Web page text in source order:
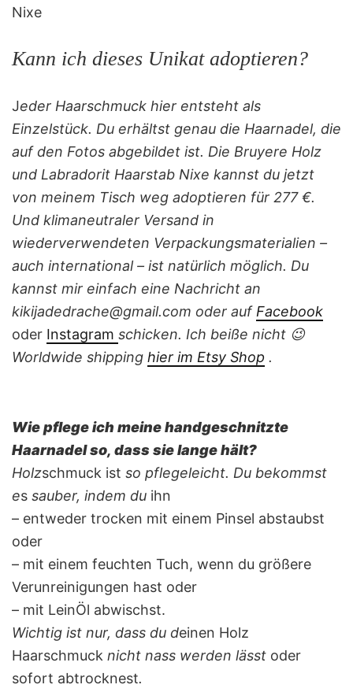
Kann ich dieses Unikat adoptieren?
Jeder Haarschmuck hier entsteht als
Einzelstück. Du erhältst genau die Haarnadel, die
auf den Fotos abgebildet ist. Die Bruyere Holz
und Labradorit Haarstab Nixe kannst du jetzt
von meinem Tisch weg adoptieren für 277 €.
Und klimaneutraler Versand in
wiederverwendeten Verpackungsmaterialien –
auch international – ist natürlich möglich. Du
kannst mir einfach eine Nachricht an
kikijadedrache@gmail.com oder auf Facebook
oder Instagram schicken. Ich beiße nicht 😉
Worldwide shipping hier im Etsy Shop .
Wie pflege ich meine handgeschnitzte
Haarnadel so, dass sie lange hält?
Holzschmuck ist so pflegeleicht. Du bekommst
es sauber, indem du ihn
– entweder trocken mit einem Pinsel abstaubst
oder
– mit einem feuchten Tuch, wenn du größere
Verunreinigungen hast oder
– mit LeinÖl abwischst.
Wichtig ist nur, dass du deinen Holz
Haarschmuck nicht nass werden lässt oder
sofort abtrocknest.